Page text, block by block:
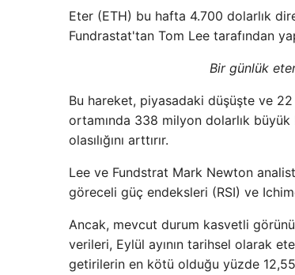
Eter (ETH) bu hafta 4.700 dolarlık
Fundrastat'tan Tom Lee tarafından
Bir günlük
Bu hareket, piyasadaki düşüşte ve
ortamında 338 milyon dolarlık
olasılığını arttırır.
Lee ve Fundstrat Mark Newton
göreceli güç endeksleri (RSI) ve
Ancak, mevcut durum kasvetli
verileri, Eylül ayının tarihsel olarak
getirilerin en kötü olduğu yüzde